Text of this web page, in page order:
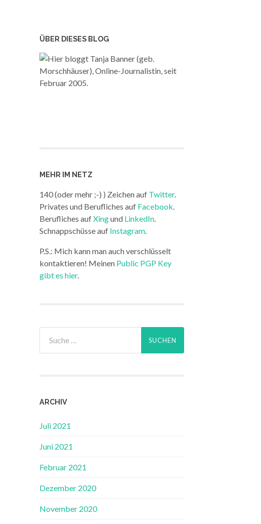
ÜBER DIESES BLOG
Hier bloggt Tanja Banner (geb.
Morschhäuser), Online-Journalistin, seit
Februar 2005.
MEHR IM NETZ
140 (oder mehr ;-) ) Zeichen auf Twitter.
Privates und Berufliches auf Facebook
Berufliches aufXingund LinkedIn
Schnappschüsse auf Instagram
P.S.: Mich kann man auch verschlüsselt
kontaktieren! Meinen Public PGP Key
gibt es hier.
ARCHIV
Juli 2021
Juni 2021
Februar 2021
Dezember 2020
November 2020